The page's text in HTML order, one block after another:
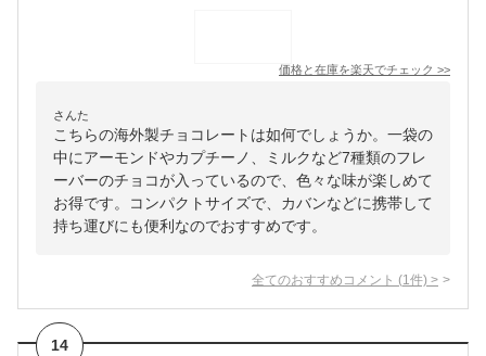
価格と在庫を楽天でチェック >>
さんた
こちらの海外製チョコレートは如何でしょうか。一袋の
中にアーモンドやカプチーノ、ミルクなど7種類のフレ
ーバーのチョコが入っているので、色々な味が楽しめて
お得です。コンパクトサイズで、カバンなどに携帯して
持ち運びにも便利なのでおすすめです。
全てのおすすめコメント (1 件) >
14